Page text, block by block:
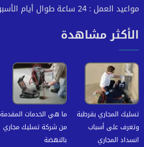
مواعيد العمل : 24 ساعة طوال أيام الأسبوع
الأكثر مشاهدة
تسليك المجاري بقرطبة
وتعرف على أسباب
انسداد المجاري
ما هي الخدمات المقدمة
من شركة تسليك مجاري
بالنهضة